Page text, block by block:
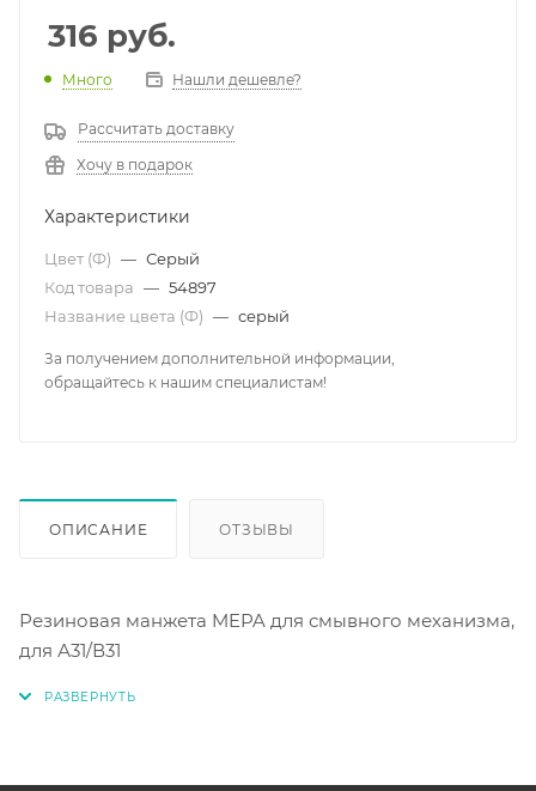
316 руб.
Много Нашли дешевле?
Рассчитать доставку
Хочу в подарок
Характеристики
Цвет (Ф) — Серый
Код товара — 54897
Название цвета (Ф) — серый
За получением дополнительной информации,
обращайтесь к нашим специалистам!
ОПИСАНИЕ ОТЗЫВЫ
Резиновая манжета MEPA для смывного механизма,
для А31/В31